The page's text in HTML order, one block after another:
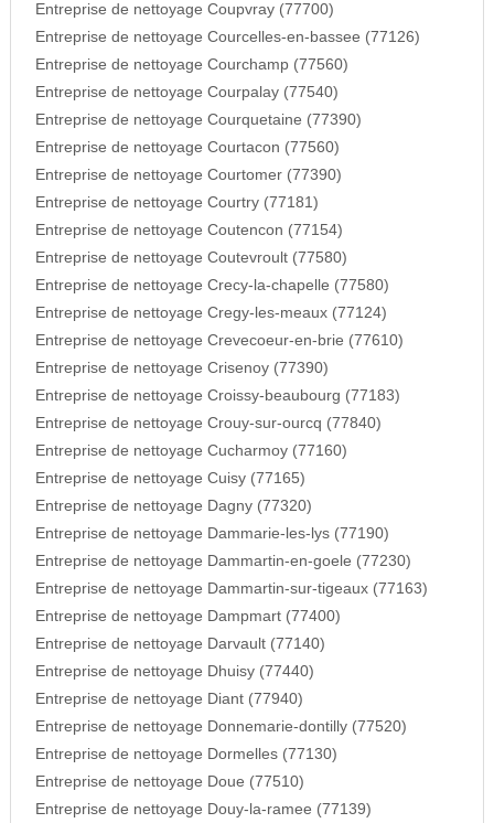
Entreprise de nettoyage Coupvray (77700)
Entreprise de nettoyage Courcelles-en-bassee (77126)
Entreprise de nettoyage Courchamp (77560)
Entreprise de nettoyage Courpalay (77540)
Entreprise de nettoyage Courquetaine (77390)
Entreprise de nettoyage Courtacon (77560)
Entreprise de nettoyage Courtomer (77390)
Entreprise de nettoyage Courtry (77181)
Entreprise de nettoyage Coutencon (77154)
Entreprise de nettoyage Coutevroult (77580)
Entreprise de nettoyage Crecy-la-chapelle (77580)
Entreprise de nettoyage Cregy-les-meaux (77124)
Entreprise de nettoyage Crevecoeur-en-brie (77610)
Entreprise de nettoyage Crisenoy (77390)
Entreprise de nettoyage Croissy-beaubourg (77183)
Entreprise de nettoyage Crouy-sur-ourcq (77840)
Entreprise de nettoyage Cucharmoy (77160)
Entreprise de nettoyage Cuisy (77165)
Entreprise de nettoyage Dagny (77320)
Entreprise de nettoyage Dammarie-les-lys (77190)
Entreprise de nettoyage Dammartin-en-goele (77230)
Entreprise de nettoyage Dammartin-sur-tigeaux (77163)
Entreprise de nettoyage Dampmart (77400)
Entreprise de nettoyage Darvault (77140)
Entreprise de nettoyage Dhuisy (77440)
Entreprise de nettoyage Diant (77940)
Entreprise de nettoyage Donnemarie-dontilly (77520)
Entreprise de nettoyage Dormelles (77130)
Entreprise de nettoyage Doue (77510)
Entreprise de nettoyage Douy-la-ramee (77139)